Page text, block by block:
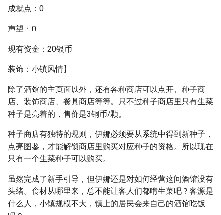
成就点：0
声望：0
现有资金：20银币
装饰：小镇风情】
除了酒馆的主页面以外，还有各种商店可以点开。种子商
店、装饰商店、餐具商店等等。只不过种子商店里只有生菜
种子是亮着的，售价是3铜币/颗。
种子商店有独特的规则，伊娜必须要从系统中得到新种子，
点亮图鉴，才能解锁商店里购买对应种子的资格。所以现在
只有一个生菜种子可以购买。
虽然完成了新手引导，但伊娜还是对如何经营这间酒馆没有
头绪。食材从哪里来，总不能让客人们都啃生菜吧？客源是
什么人，小镇规模不大，镇上的居民会来自己的酒馆吃饭